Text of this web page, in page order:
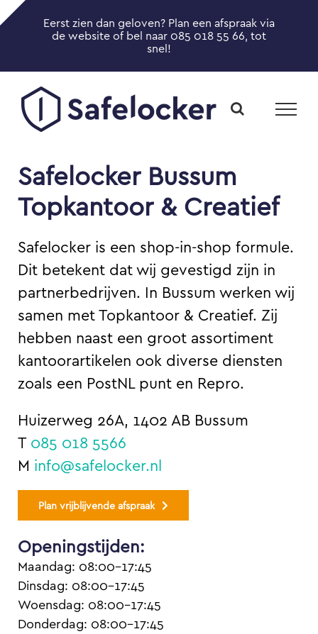
Ga
naar
Eerst zien dan geloven? Plan een afspraak via
de website of bel naar 085 018 55 66, tot
snel!
Safelocker Bussum
Topkantoor & Creatief
Safelocker is een shop-in-shop formule.
Dit betekent dat wij gevestigd zijn in
partnerbedrijven. In Bussum werken wij
samen met Topkantoor & Creatief. Zij
hebben naast een groot assortiment
kantoorartikelen ook diverse diensten
zoals een PostNL punt en Repro.
Huizerweg 26A, 1402 AB Bussum
T 085 018 5566
M info@safelocker.nl
Plan vrijblijvende afspraak
Openingstijden:
Maandag: 08:00-17:45
Dinsdag: 08:00-17:45
Woensdag: 08:00-17:45
Donderdag: 08:00-17:45
Bar
Area